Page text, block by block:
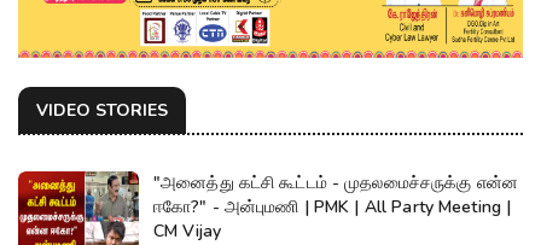
VIDEO STORIES
"அனைத்து கட்சி கூட்டம் - முதலமைச்சருக்கு என்ன
ஈகோ?" - அன்புமணி | PMK | All Party Meeting |
CM Vijay